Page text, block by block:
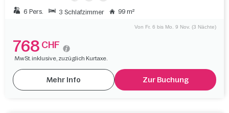
6 Pers. 3 Schlafzimmer 99 m²
Von Fr. 6 bis Mo. 9 Nov. (3 Nächte)
768 CHF
MwSt. inklusive, zuzüglich Kurtaxe.
Mehr Info Zur Buchung